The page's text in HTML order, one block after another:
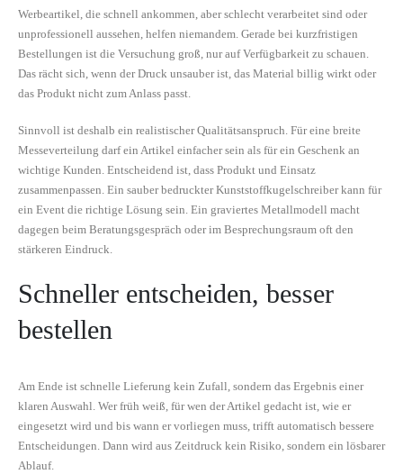
Werbeartikel, die schnell ankommen, aber schlecht verarbeitet sind oder
unprofessionell aussehen, helfen niemandem. Gerade bei kurzfristigen
Bestellungen ist die Versuchung groß, nur auf Verfügbarkeit zu schauen.
Das rächt sich, wenn der Druck unsauber ist, das Material billig wirkt oder
das Produkt nicht zum Anlass passt.
Sinnvoll ist deshalb ein realistischer Qualitätsanspruch. Für eine breite
Messeverteilung darf ein Artikel einfacher sein als für ein Geschenk an
wichtige Kunden. Entscheidend ist, dass Produkt und Einsatz
zusammenpassen. Ein sauber bedruckter Kunststoffkugelschreiber kann für
ein Event die richtige Lösung sein. Ein graviertes Metallmodell macht
dagegen beim Beratungsgespräch oder im Besprechungsraum oft den
stärkeren Eindruck.
Schneller entscheiden, besser
bestellen
Am Ende ist schnelle Lieferung kein Zufall, sondern das Ergebnis einer
klaren Auswahl. Wer früh weiß, für wen der Artikel gedacht ist, wie er
eingesetzt wird und bis wann er vorliegen muss, trifft automatisch bessere
Entscheidungen. Dann wird aus Zeitdruck kein Risiko, sondern ein lösbarer
Ablauf.